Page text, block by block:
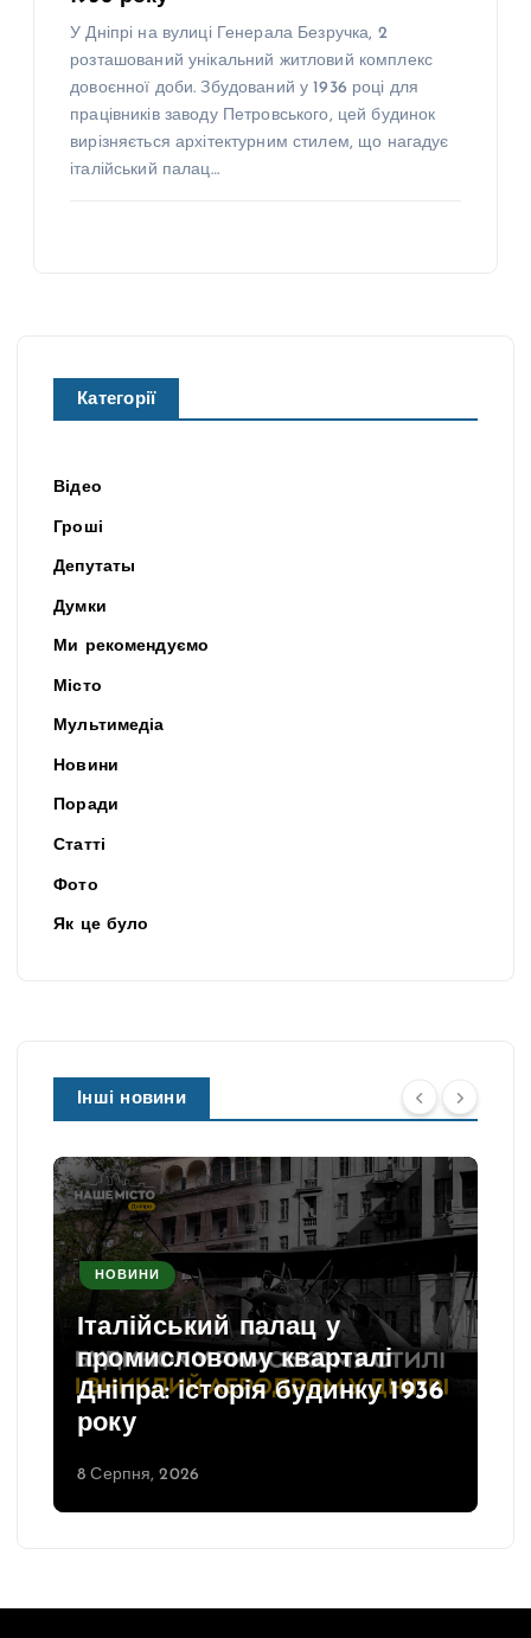
У Дніпрі на вулиці Генерала Безручка, 2
розташований унікальний житловий комплекс
довоєнної доби. Збудований у 1936 році для
працівників заводу Петровського, цей будинок
вирізняється архітектурним стилем, що нагадує
італійський палац…
Категорії
Відео
Гроші
Депутаты
Думки
Ми рекомендуємо
Місто
Мультимедіа
Новини
Поради
Статті
Фото
Як це було
Інші новини
НОВИНИ
Італійський палац у
промисловому кварталі
Дніпра: історія будинку 1936
року
8 Серпня, 2026